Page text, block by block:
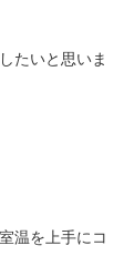
たいと思いま
温を上手にコ